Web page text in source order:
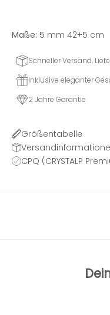
Maße: 5 mm 42+5 cm
Schneller Versand,
Inklusive eleganter
2 Jahre Garantie
Größentabelle
CPQ (CRYSTALP